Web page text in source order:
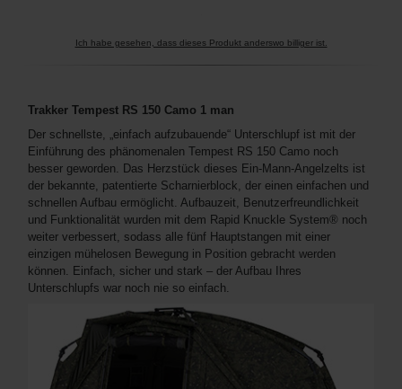
Ich habe gesehen, dass dieses Produkt anderswo billiger ist.
Trakker Tempest RS 150 Camo 1 man
Der schnellste, „einfach aufzubauende“ Unterschlupf ist mit der
Einführung des phänomenalen Tempest RS 150 Camo noch
besser geworden. Das Herzstück dieses Ein-Mann-Angelzelts ist
der bekannte, patentierte Scharnierblock, der einen einfachen und
schnellen Aufbau ermöglicht. Aufbauzeit, Benutzerfreundlichkeit
und Funktionalität wurden mit dem Rapid Knuckle System® noch
weiter verbessert, sodass alle fünf Hauptstangen mit einer
einzigen mühelosen Bewegung in Position gebracht werden
können. Einfach, sicher und stark – der Aufbau Ihres
Unterschlupfs war noch nie so einfach.